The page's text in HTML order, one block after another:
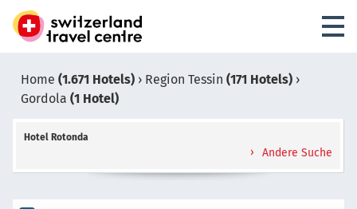
Home (1.671 Hotels) › Region Tessin (171 Hotels) ›
Gordola (1 Hotel)
Hotel Rotonda
Andere Suche